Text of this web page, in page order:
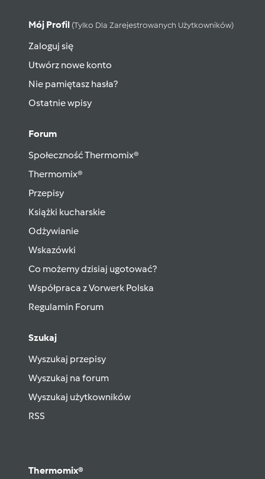
Mój Profil (tylko Dla Zarejestrowanych Użytkowników)
Zaloguj się
Utwórz nowe konto
Nie pamiętasz hasła?
Ostatnie wpisy
Forum
Społeczność Thermomix®
Thermomix®
Przepisy
Książki kucharskie
Odżywianie
Wskazówki
Co możemy dzisiaj ugotować?
Współpraca z Vorwerk Polska
Regulamin Forum
Szukaj
Wyszukaj przepisy
Wyszukaj na forum
Wyszukaj użytkowników
RSS
Thermomix®